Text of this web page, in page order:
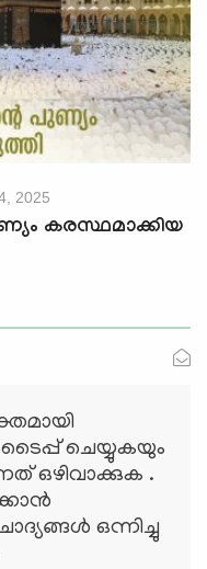
2025
കരസ്ഥമാക്കിയ
ചെയ്യുകയും
ഒഴിവാക്കുക .
ഒന്നിച്ചു